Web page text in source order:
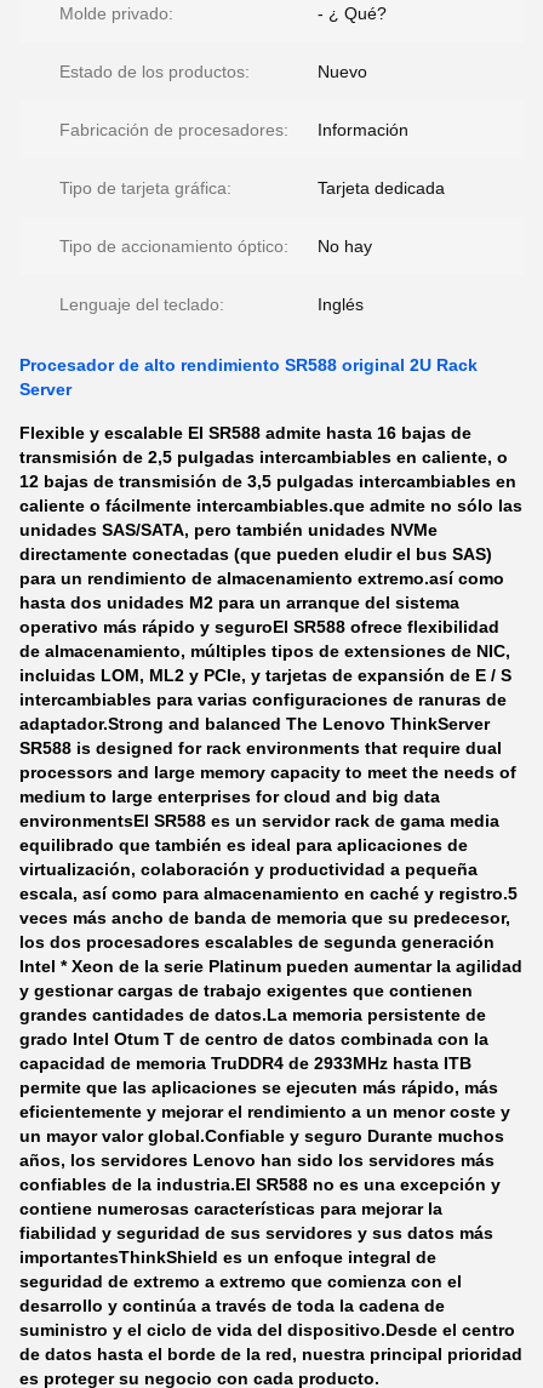
Molde privado: - ¿ Qué?
Estado de los productos: Nuevo
Fabricación de procesadores: Información
Tipo de tarjeta gráfica: Tarjeta dedicada
Tipo de accionamiento óptico: No hay
Lenguaje del teclado: Inglés
Procesador de alto rendimiento SR588 original 2U Rack
Server
Flexible y escalable El SR588 admite hasta 16 bajas de
transmisión de 2,5 pulgadas intercambiables en caliente, o
12 bajas de transmisión de 3,5 pulgadas intercambiables en
caliente o fácilmente intercambiables.que admite no sólo las
unidades SAS/SATA, pero también unidades NVMe
directamente conectadas (que pueden eludir el bus SAS)
para un rendimiento de almacenamiento extremo.así como
hasta dos unidades M2 para un arranque del sistema
operativo más rápido y seguroEl SR588 ofrece flexibilidad
de almacenamiento, múltiples tipos de extensiones de NIC,
incluidas LOM, ML2 y PCle, y tarjetas de expansión de E / S
intercambiables para varias configuraciones de ranuras de
adaptador.Strong and balanced The Lenovo ThinkServer
SR588 is designed for rack environments that require dual
processors and large memory capacity to meet the needs of
medium to large enterprises for cloud and big data
environmentsEl SR588 es un servidor rack de gama media
equilibrado que también es ideal para aplicaciones de
virtualización, colaboración y productividad a pequeña
escala, así como para almacenamiento en caché y registro.5
veces más ancho de banda de memoria que su predecesor,
los dos procesadores escalables de segunda generación
Intel * Xeon de la serie Platinum pueden aumentar la agilidad
y gestionar cargas de trabajo exigentes que contienen
grandes cantidades de datos.La memoria persistente de
grado Intel Otum T de centro de datos combinada con la
capacidad de memoria TruDDR4 de 2933MHz hasta ITB
permite que las aplicaciones se ejecuten más rápido, más
eficientemente y mejorar el rendimiento a un menor coste y
un mayor valor global.Confiable y seguro Durante muchos
años, los servidores Lenovo han sido los servidores más
confiables de la industria.El SR588 no es una excepción y
contiene numerosas características para mejorar la
fiabilidad y seguridad de sus servidores y sus datos más
importantesThinkShield es un enfoque integral de
seguridad de extremo a extremo que comienza con el
desarrollo y continúa a través de toda la cadena de
suministro y el ciclo de vida del dispositivo.Desde el centro
de datos hasta el borde de la red, nuestra principal prioridad
es proteger su negocio con cada producto.